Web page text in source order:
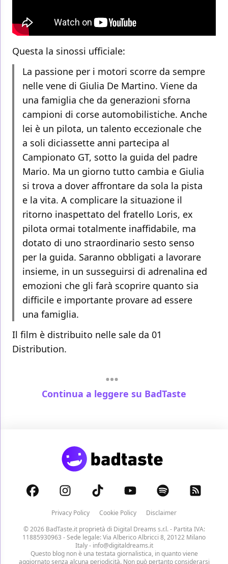
Questa la sinossi ufficiale:
La passione per i motori scorre da sempre
nelle vene di Giulia De Martino. Viene da
una famiglia che da generazioni sforna
campioni di corse automobilistiche. Anche
lei è un pilota, un talento eccezionale che
a soli diciassette anni partecipa al
Campionato GT, sotto la guida del padre
Mario. Ma un giorno tutto cambia e Giulia
si trova a dover affrontare da sola la pista
e la vita. A complicare la situazione il
ritorno inaspettato del fratello Loris, ex
pilota ormai totalmente inaffidabile, ma
dotato di uno straordinario sesto senso
per la guida. Saranno obbligati a lavorare
insieme, in un susseguirsi di adrenalina ed
emozioni che gli farà scoprire quanto sia
difficile e importante provare ad essere
una famiglia.
Il film è distribuito nelle sale da 01
Distribution.
Continua a leggere su BadTaste
Privacy Policy Cookie Policy
Disclaimer
© 2026 BadTaste.it proprietà di Digital Dreams s.r.l.- Partita IVA:
11885930963 - Sede legale: Via Alberico Albricci 8, 20122 Milano
Italy - info@digitaldreams.it
Questo blog non è una testata giornalistica, in quanto viene
aggiornato senza alcuna periodicità. Non può pertanto considerarsi